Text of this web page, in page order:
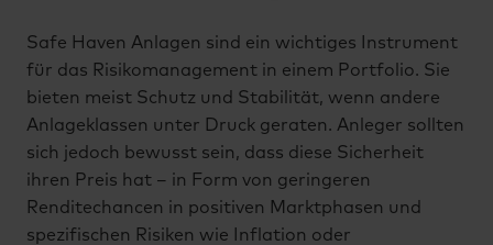
Safe Haven Anlagen sind ein wichtiges Instrument
für das Risikomanagement in einem Portfolio. Sie
bieten meist Schutz und Stabilität, wenn andere
Anlageklassen unter Druck geraten. Anleger sollten
sich jedoch bewusst sein, dass diese Sicherheit
ihren Preis hat – in Form von geringeren
Renditechancen in positiven Marktphasen und
spezifischen Risiken wie Inflation oder